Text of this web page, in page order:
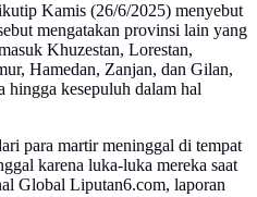
Kamis (26/6/2025) menyebut
mengatakan provinsi lain yang
Khuzestan, Lorestan,
Hamedan, Zanjan, dan Gilan,
hingga kesepuluh dalam hal
para martir meninggal di tempat
karena luka-luka mereka saat
Global Liputan6.com, laporan